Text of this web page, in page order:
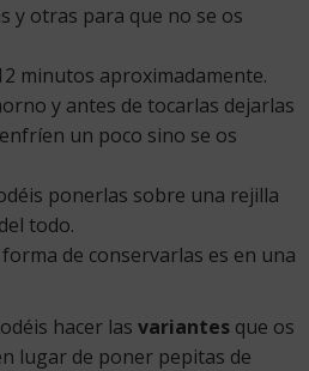
y otras para que no se os
minutos aproximadamente.
y antes de tocarlas dejarlas
un poco sino se os
ponerlas sobre una rejilla
todo.
de conservarlas es en una
hacer las variantes que os
lugar de poner pepitas de